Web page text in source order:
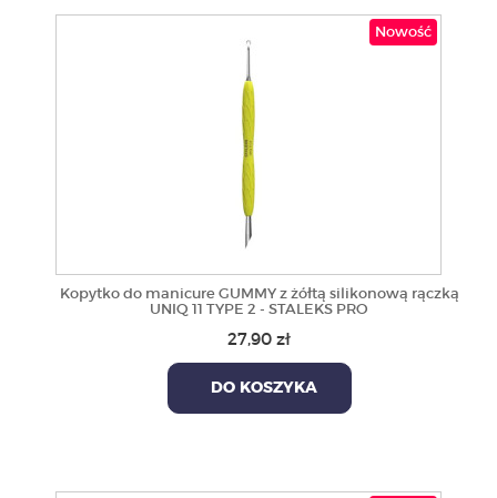
Nowość
Kopytko do manicure GUMMY z żółtą silikonową rączką
UNIQ 11 TYPE 2 - STALEKS PRO
27,90 zł
DO KOSZYKA